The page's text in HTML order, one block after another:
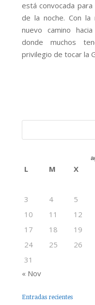
está convocada
de la noche. Con la
nuevo camino
donde muchos
privilegio de tocar la
L M X
3
4 5
10
11 12
17
18 19
24
25 26
31
« Nov
Entradas recientes